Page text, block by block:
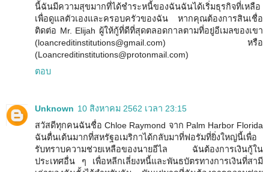
นี้ฉันมีความสุขมากที่ได้ชำระหนี้ของฉันฉันได้เริ่มธุรกิจที่เหลือ
เพื่อดูแลตัวเองและครอบครัวของฉัน หากคุณต้องการสินเชื่อ
ติดต่อ Mr. Elijah ผู้ให้กู้ที่ดีที่สุดตลอดกาลตามที่อยู่อีเมลของเขา
(loancreditinstitutions@gmail.com) หรือ
(Loancreditinstitutions@protonmail.com)
ตอบ
Unknown 10 สิงหาคม 2562 เวลา 23:15
สวัสดีทุกคนฉันชื่อ Chloe Raymond จาก Palm Harbor Florida
ฉันตื่นเต้นมากที่สหรัฐอเมริกาได้กลับมาที่ฟอรัมที่ยิ่งใหญ่นี้เพื่อ
รับทราบความช่วยเหลือของนายอีไล ฉันต้องการเงินกู้ใน
ประเทศอื่น ๆ เพื่อหลีกเลี่ยงหนี้และพันธบัตรทางการเงินที่สามี